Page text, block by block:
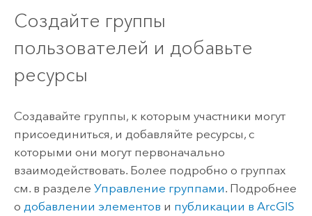
Создайте группы
пользователей и добавьте
ресурсы
Создавайте группы, к которым участники могут
присоединиться, и добавляйте ресурсы, с
которыми они могут первоначально
взаимодействовать. Более подробно о группах
см. в разделе Управление группами. Подробнее
о добавлении элементов и публикации в ArcGIS